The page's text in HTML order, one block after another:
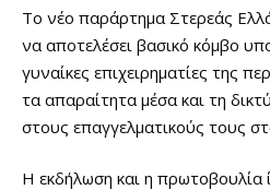
Το νέο παράρτημα Στερεάς
να αποτελέσει βασικό κόμβο
γυναίκες επιχειρηματίες της
τα απαραίτητα μέσα και τη
στους επαγγελματικούς τους
Η εκδήλωση και η πρωτοβουλία